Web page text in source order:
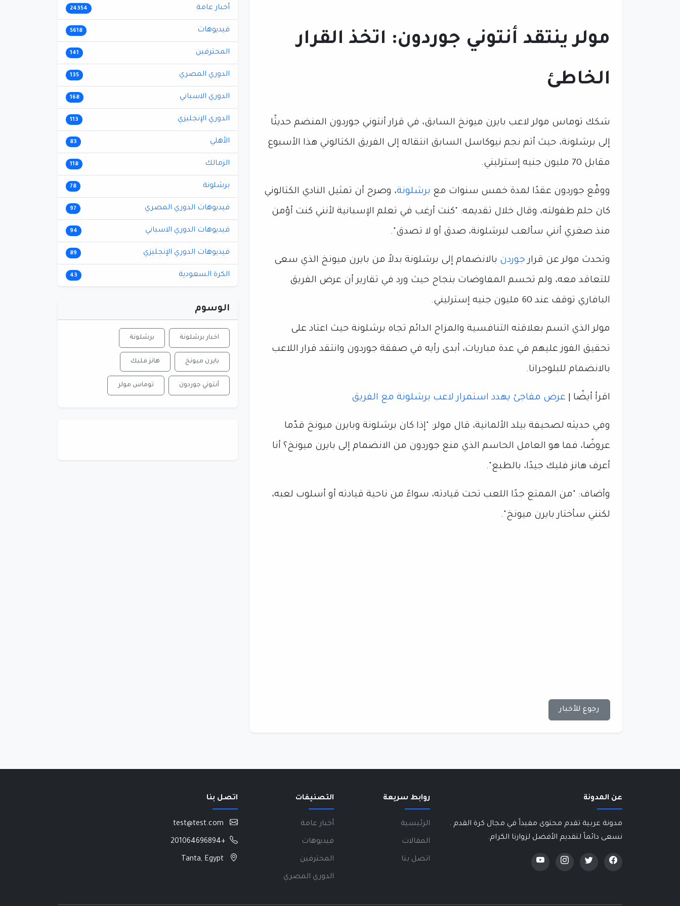
مولر ينتقد أنتوني جوردون: اتخذ القرار
الخاطئ
شكك توماس مولر لاعب بايرن ميونخ السابق، في قرار أنتوني جوردون المنضم حديثًا
إلى برشلونة، حيث أتم نجم نيوكاسل السابق انتقاله إلى الفريق الكتالوني هذا الأسبوع
مقابل 70 مليون جنيه إسترليني.
ووقّع جوردون عقدًا لمدة خمس سنوات مع برشلونة، وصرح أن تمثيل النادي الكتالوني
كان حلم طفولته، وقال خلال تقديمه: "كنت أرغب في تعلم الإسبانية لأنني كنت أؤمن
منذ صغري أنني سألعب لبرشلونة، صدق أو لا تصدق".
وتحدث مولر عن قرار جوردن بالانضمام إلى برشلونة بدلاً من بايرن ميونخ الذي سعى
للتعاقد معه، ولم تحسم المفاوضات بنجاح حيث ورد في تقارير أن عرض الفريق
البافاري توقف عند 60 مليون جنيه إسترليني.
مولر الذي اتسم بعلاقته التنافسية والمزاح الدائم تجاه برشلونة حيث اعتاد على
تحقيق الفوز عليهم في عدة مباريات، أبدى رأيه في صفقة جوردون وانتقد قرار اللاعب
بالانضمام للبلوجرانا.
اقرأ أيضًا | عرض مفاجئ يهدد استمرار لاعب برشلونة مع الفريق
وفي حديثه لصحيفة بيلد الألمانية، قال مولر: "إذا كان برشلونة وبايرن ميونخ قدّما
عروضًا، فما هو العامل الحاسم الذي منع جوردون من الانضمام إلى بايرن ميونخ؟ أنا
أعرف هانز فليك جيدًا، بالطبع".
وأضاف: "من الممتع جدًا اللعب تحت قيادته، سواءً من ناحية قيادته أو أسلوب لعبه،
لكنني سأختار بايرن ميونخ".
رجوع للأخبار
أخبار عامة 24354
فيديوهات 5618
المحترفين 141
الدوري المصري 135
الدوري الاسباني 168
الدوري الإنجليزي 113
الأهلي 83
الزمالك 118
برشلونة 78
فيديوهات الدوري المصري 97
فيديوهات الدوري الاسباني 94
فيديوهات الدوري الإنجليزي 89
الكرة السعودية 43
الوسوم
اخبار برشلونة برشلونة
بايرن ميونخ هانز فليك
أنتوني جوردون توماس مولر
عن المدونة
مدونة عربية تقدم محتوى مفيداً في مجال كرة القدم .
نسعى دائماً لتقديم الأفضل لزوارنا الكرام.
روابط سريعة
الرئيسية
المقالات
اتصل بنا
التصنيفات
أخبار عامة
فيديوهات
المحترفين
الدوري المصري
اتصل بنا
+201064696894